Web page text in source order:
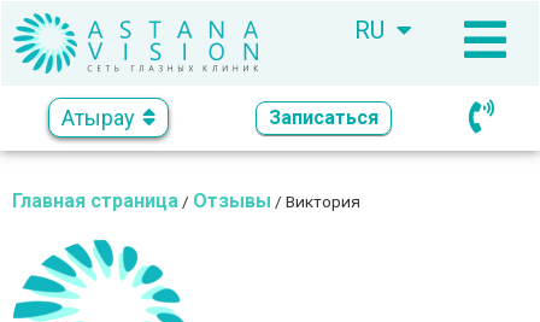
RU
KZ
Атырау Записаться
Главная страница / Отзывы / Виктория